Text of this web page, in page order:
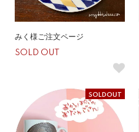
みく様ご注文ページ
SOLD OUT
SOLDOUT